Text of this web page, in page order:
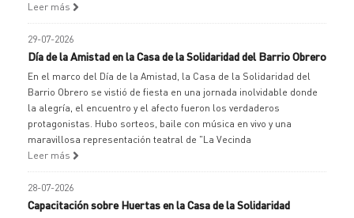
Leer más
29-07-2026
Día de la Amistad en la Casa de la Solidaridad del Barrio Obrero
En el marco del Día de la Amistad, la Casa de la Solidaridad del
Barrio Obrero se vistió de fiesta en una jornada inolvidable donde
la alegría, el encuentro y el afecto fueron los verdaderos
protagonistas. Hubo sorteos, baile con música en vivo y una
maravillosa representación teatral de "La Vecinda
Leer más
28-07-2026
Capacitación sobre Huertas en la Casa de la Solidaridad